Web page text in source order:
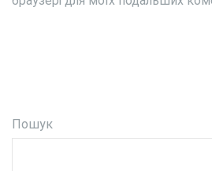
Пошук